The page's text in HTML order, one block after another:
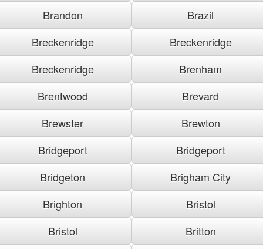
Brandon
Brazil
Breckenridge
Breckenridge
Breckenridge
Brenham
Brentwood
Brevard
Brewster
Brewton
Bridgeport
Bridgeport
Bridgeton
Brigham City
Brighton
Bristol
Bristol
Britton